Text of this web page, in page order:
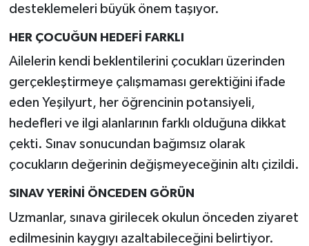
desteklemeleri büyük önem taşıyor.
HER ÇOCUĞUN HEDEFİ FARKLI
Ailelerin kendi beklentilerini çocukları üzerinden
gerçekleştirmeye çalışmaması gerektiğini ifade
eden Yeşilyurt, her öğrencinin potansiyeli,
hedefleri ve ilgi alanlarının farklı olduğuna dikkat
çekti. Sınav sonucundan bağımsız olarak
çocukların değerinin değişmeyeceğinin altı çizildi.
SINAV YERİNİ ÖNCEDEN GÖRÜN
Uzmanlar, sınava girilecek okulun önceden ziyaret
edilmesinin kaygıyı azaltabileceğini belirtiyor.